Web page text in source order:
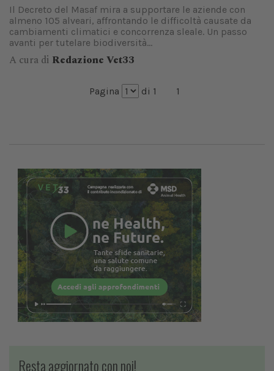
Il Decreto del Masaf mira a supportare le aziende con
almeno 105 alveari, affrontando le difficoltà causate da
cambiamenti climatici e concorrenza sleale. Un passo
avanti per tutelare biodiversità...
A cura di Redazione Vet33
Pagina di 1 1
Resta aggiornato con noi!